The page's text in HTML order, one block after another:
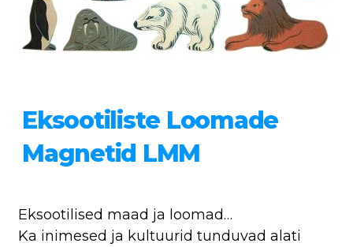
Eksootiliste Loomade
Magnetid LMM
Eksootilised maad ja loomad…
Ka inimesed ja kultuurid tunduvad alati